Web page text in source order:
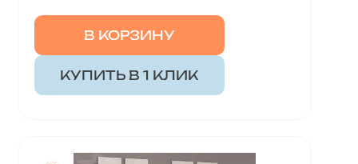
В КОРЗИНУ
КУПИТЬ В 1 КЛИК